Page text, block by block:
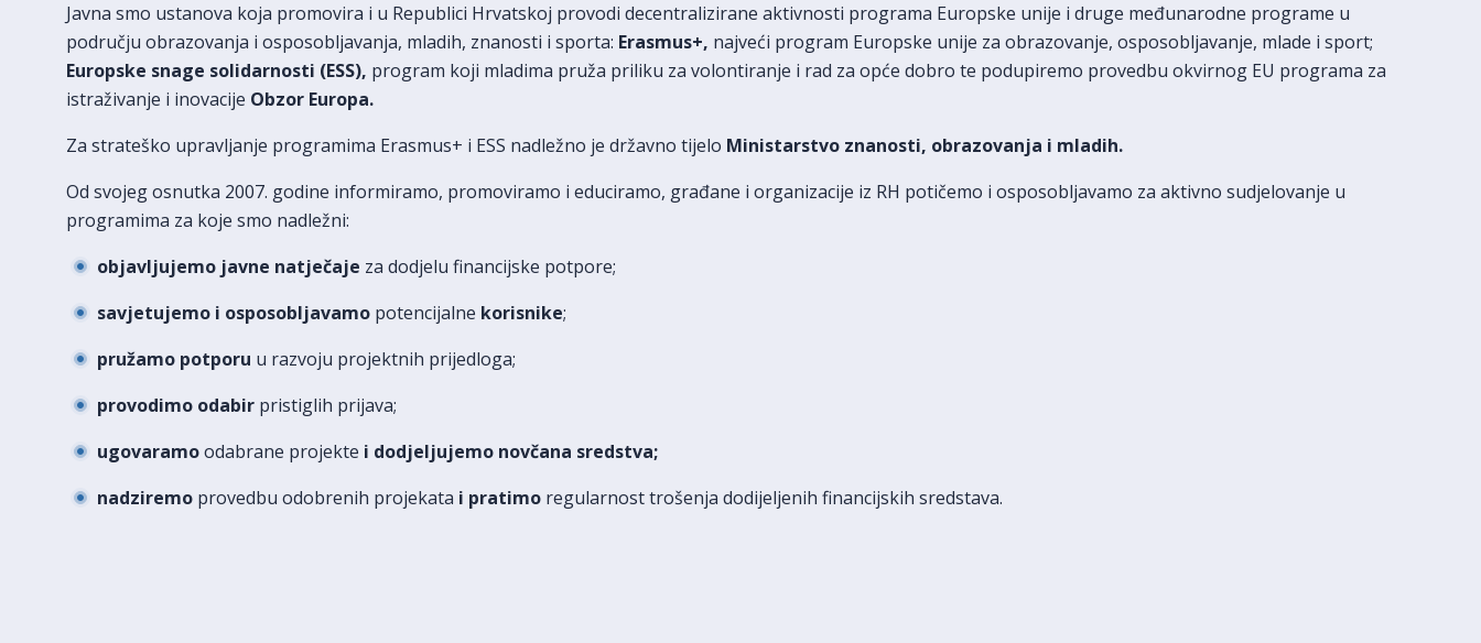
Javna smo ustanova koja promovira i u Republici Hrvatskoj provodi decentralizirane aktivnosti programa Europske unije i druge međunarodne programe u
području obrazovanja i osposobljavanja, mladih, znanosti i sporta: Erasmus+, najveći program Europske unije za obrazovanje, osposobljavanje, mlade i sport;
Europske snage solidarnosti (ESS), program koji mladima pruža priliku za volontiranje i rad za opće dobro te podupiremo provedbu okvirnog EU programa za
istraživanje i inovacije Obzor Europa.
Za strateško upravljanje programima Erasmus+ i ESS nadležno je državno tijelo Ministarstvo znanosti, obrazovanja i mladih.
Od svojeg osnutka 2007. godine informiramo, promoviramo i educiramo, građane i organizacije iz RH potičemo i osposobljavamo za aktivno sudjelovanje u
programima za koje smo nadležni:
objavljujemo javne natječaje za dodjelu financijske potpore;
savjetujemo i osposobljavamo potencijalne korisnike;
pružamo potporu u razvoju projektnih prijedloga;
provodimo odabir pristiglih prijava;
ugovaramoodabrane projekte i dodjeljujemo novčana sredstva;
nadziremo provedbu odobrenih projekata i pratimo regularnost trošenja dodijeljenih financijskih sredstava.